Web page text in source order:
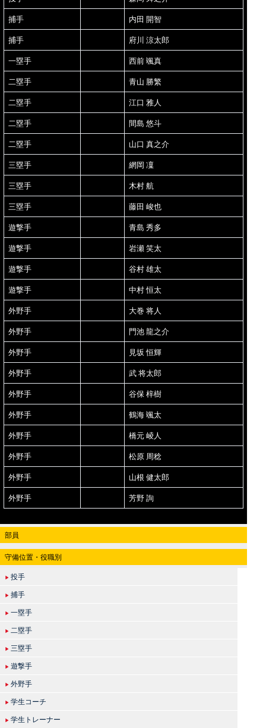
捕手 内田 開智
捕手 府川 涼太郎
一塁手 西前 颯真
二塁手 青山 勝繁
二塁手 江口 雅人
二塁手 間島 悠斗
二塁手 山口 真之介
三塁手 網岡 凜
三塁手 木村 航
三塁手 藤田 峻也
遊撃手 青島 秀多
遊撃手 岩瀬 笑太
遊撃手 谷村 雄太
遊撃手 中村 恒太
外野手 大巻 将人
外野手 門池 龍之介
外野手 見坂 恒輝
外野手 武 将太郎
外野手 谷保 梓樹
外野手 鶴海 颯太
外野手 橋元 崚人
外野手 松原 周稔
外野手 山根 健太郎
外野手 芳野 詢
部員
守備位置・役職別
▶ 投手
▶ 捕手
▶ 一塁手
▶ 二塁手
▶ 三塁手
▶ 遊撃手
▶ 外野手
▶ 学生コーチ
▶ 学生トレーナー